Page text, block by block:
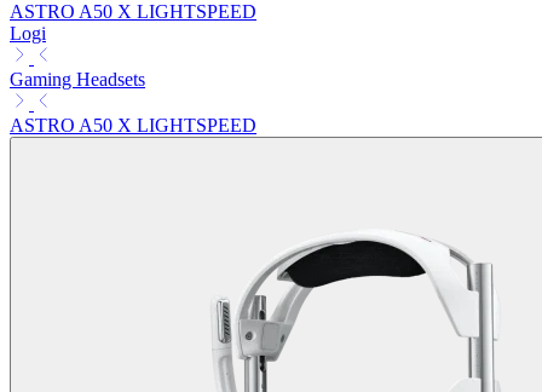
ASTRO A50 X LIGHTSPEED
Logi
Gaming Headsets
ASTRO A50 X LIGHTSPEED